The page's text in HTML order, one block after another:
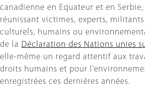
canadienne en Equateur et en
réunissant victimes, experts,
culturels, humains ou
de la Déclaration des Nations unies
elle-même un regard attentif aux
droits humains et pour
enregistrées ces dernières années.